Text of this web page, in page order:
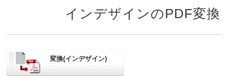
インデザインのPDF変換
変換(インデザイン)